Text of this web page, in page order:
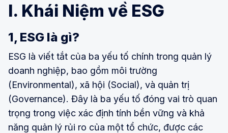
I. Khái Niệm về ESG
1, ESG là gì?
ESG là viết tắt của ba yếu tố chính trong quản lý
doanh nghiệp, bao gồm môi trường
(Environmental), xã hội (Social), và quản trị
(Governance). Đây là ba yếu tố đóng vai trò quan
trọng trong việc xác định tính bền vững và khả
năng quản lý rủi ro của một tổ chức, được các